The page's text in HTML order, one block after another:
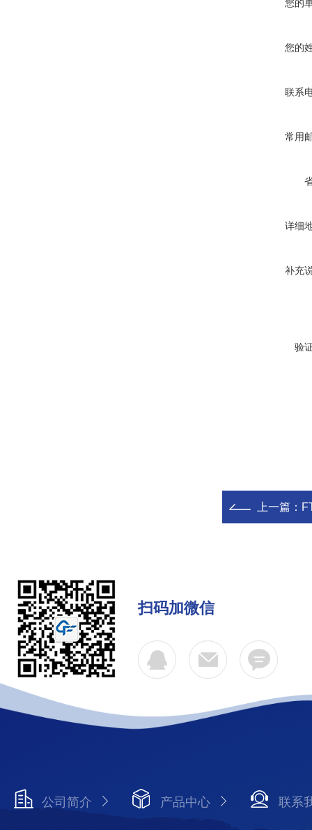
您的
您的
联系
常用
详细
补充
验
上一篇：
扫码加微信
公司简介 产品中心 联系